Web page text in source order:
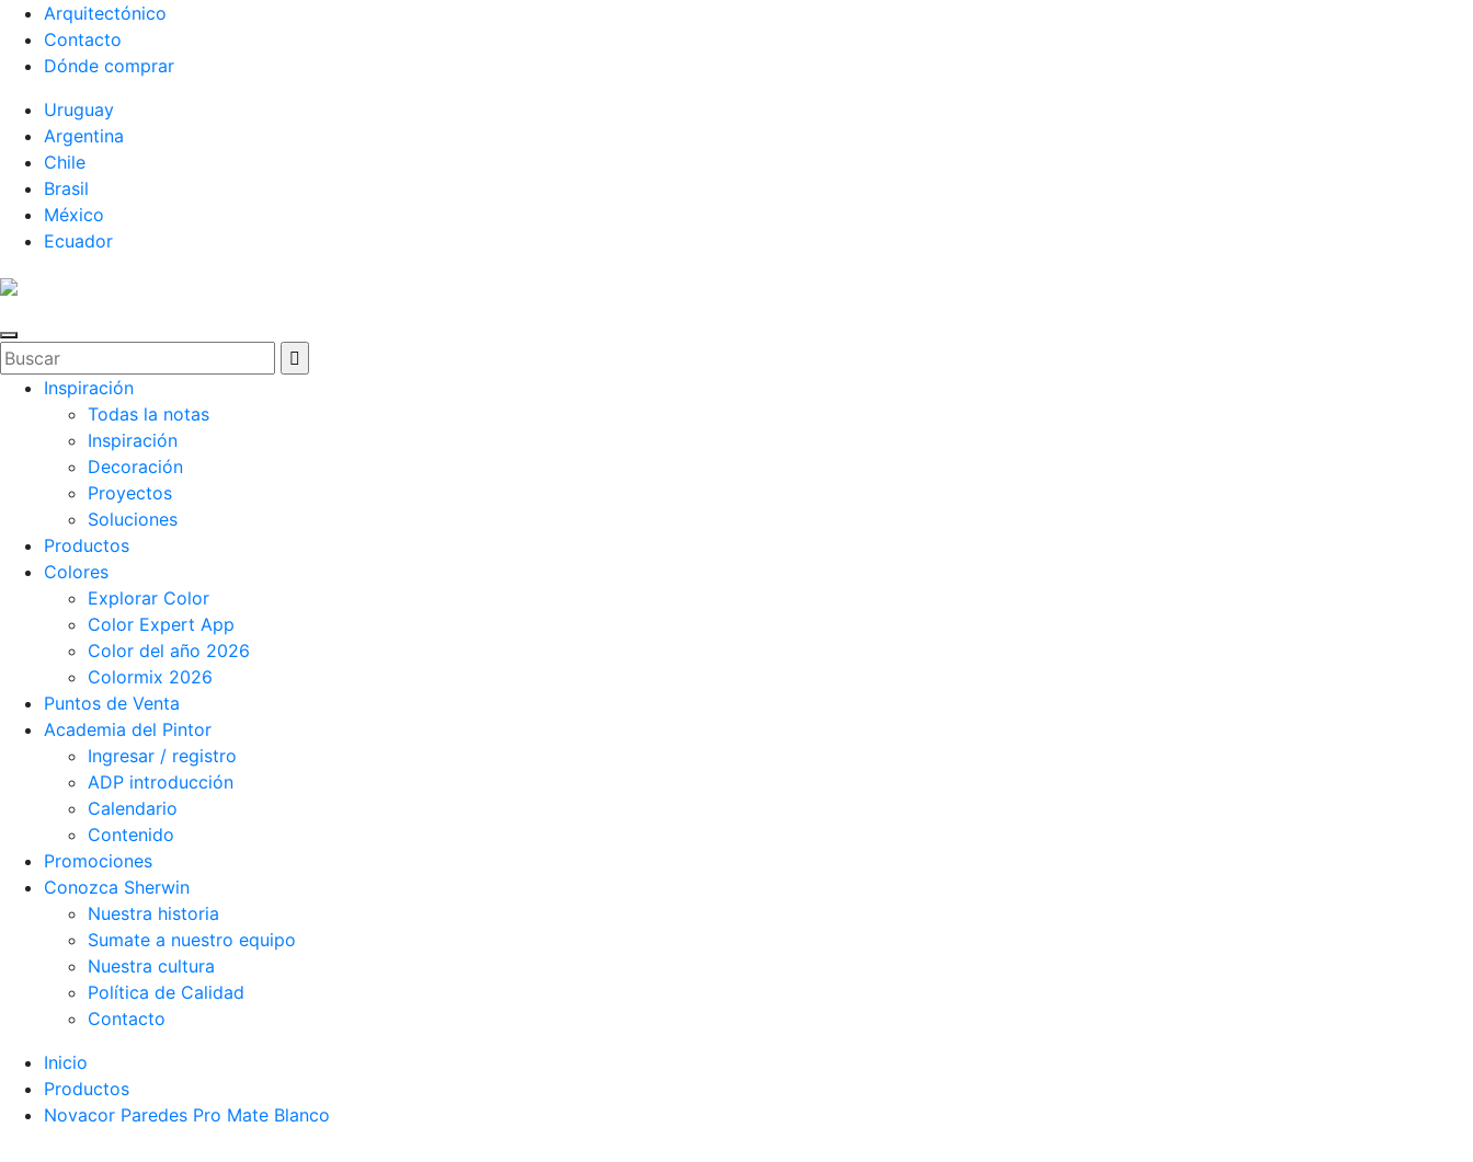
Arquitectónico
Contacto
Dónde comprar
Uruguay
Argentina
Chile
Brasil
México
Ecuador
Inspiración
Todas la notas
Inspiración
Decoración
Proyectos
Soluciones
Productos
Colores
Explorar Color
Color Expert App
Color del año 2026
Colormix 2026
Puntos de Venta
Academia del Pintor
Ingresar / registro
ADP introducción
Calendario
Contenido
Promociones
Conozca Sherwin
Nuestra historia
Sumate a nuestro equipo
Nuestra cultura
Política de Calidad
Contacto
Inicio
Productos
Novacor Paredes Pro Mate Blanco